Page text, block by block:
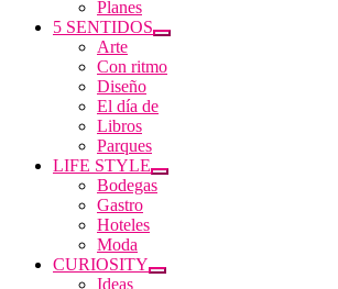
Planes
5 SENTIDOS
Arte
Con ritmo
Diseño
El día de
Libros
Parques
LIFE STYLE
Bodegas
Gastro
Hoteles
Moda
CURIOSITY
Ideas